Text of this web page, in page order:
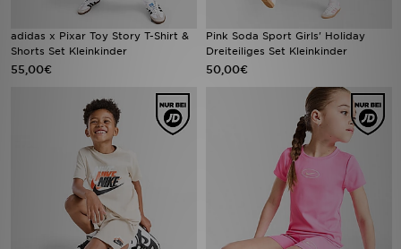
adidas x Pixar Toy Story T-Shirt &
Shorts Set Kleinkinder
55,00€
Pink Soda Sport Girls' Holiday
Dreiteiliges Set Kleinkinder
50,00€